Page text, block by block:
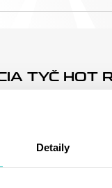
Detaily
TYČ HOT
vrátenie